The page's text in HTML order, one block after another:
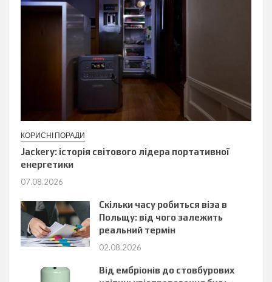
КОРИСНІ ПОРАДИ
Jackery: історія світового лідера портативної
енергетики
07.08.2026
Скільки часу робиться віза в
Польщу: від чого залежить
реальний термін
02.08.2026
Від ембріонів до стовбурових